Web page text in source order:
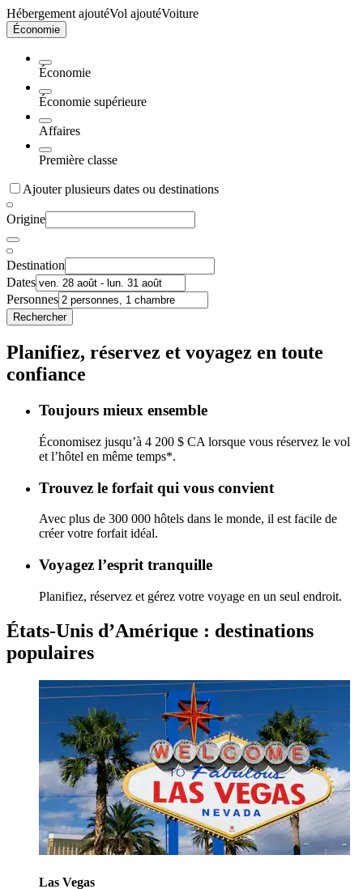
Hébergement ajoutéVol ajoutéVoiture
Économie
Économie
Économie supérieure
Affaires
Première classe
Ajouter plusieurs dates ou destinations
Origine
Destination
Dates
Personnes
Rechercher
Planifiez, réservez et voyagez en toute
confiance
Toujours mieux ensemble
Économisez jusqu’à 4 200 $ CA lorsque vous réservez le vol
et l’hôtel en même temps*.
Trouvez le forfait qui vous convient
Avec plus de 300 000 hôtels dans le monde, il est facile de
créer votre forfait idéal.
Voyagez l’esprit tranquille
Planifiez, réservez et gérez votre voyage en un seul endroit.
États-Unis d’Amérique : destinations
populaires
Las Vegas